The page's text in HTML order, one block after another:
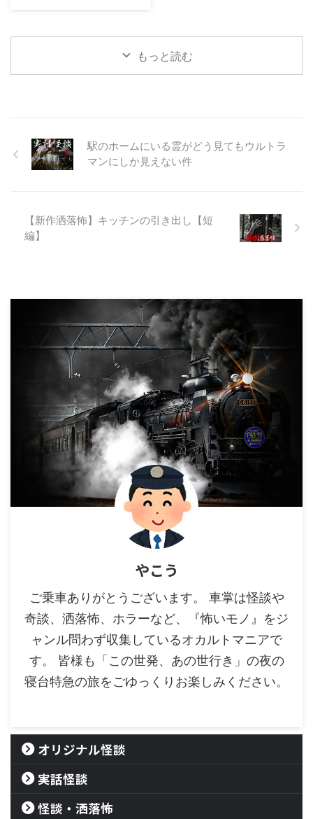
る。陸の孤島と呼ばれたその地区
と隣の市を繋ぐ林道として計画さ
継続が不可能となってしまったら
しい。 そこに残ったのは無責任
に生み出され捨てられた人工物の
もっと読む
駅のホームにいる霊がどう見てもウルトラ
マンにしか見えない件
【新作洒落怖】キッチンの引き出し【短
編】
やこう
ご乗車ありがとうございます。 車掌は怪談や
奇談、洒落怖、ホラーなど、『怖いモノ』をジ
ャンル問わず収集しているオカルトマニアで
す。 皆様も「この世発、あの世行き」の夜の
寝台特急の旅をごゆっくりお楽しみください。
オリジナル怪談
実話怪談
怪談・洒落怖